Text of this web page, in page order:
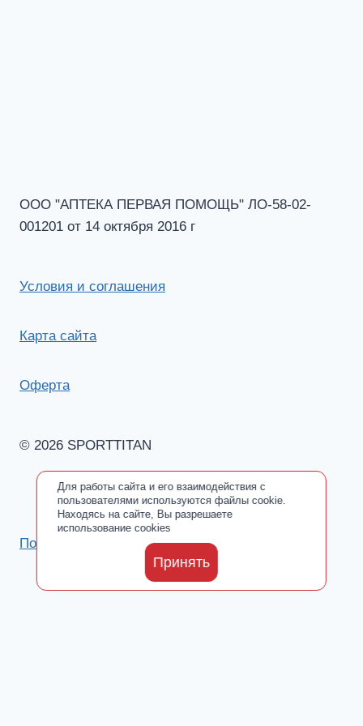
ООО "АПТЕКА ПЕРВАЯ ПОМОЩЬ" ЛО-58-02-
001201 от 14 октября 2016 г
Условия и соглашения
Карта сайта
Оферта
© 2026 SPORTTITAN
Политика обработки персональных данных
Для работы сайта и его взаимодействия с
пользователями используются файлы cookie.
Находясь на сайте, Вы разрешаете
использование cookies
Принять